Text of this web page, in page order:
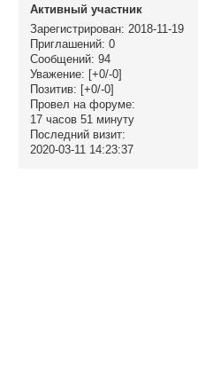
Активный участник
Зарегистрирован: 2018-11-19
Приглашений: 0
Сообщений: 94
Уважение: [+0/-0]
Позитив: [+0/-0]
Провел на форуме:
17 часов 51 минуту
Последний визит:
2020-03-11 14:23:37